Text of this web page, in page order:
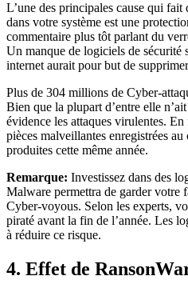
L’une des principales cause qui fait
dans votre système est une
commentaire plus tôt parlant du
Un manque de logiciels de sécurité
internet aurait pour but de
Plus de 304 millions de Cyber-
Bien que la plupart d’entre elle
évidence les attaques virulentes.
pièces malveillantes enregistrées
produites cette même année.
Remarque: Investissez dans des
Malware permettra de garder votre
Cyber-voyous. Selon les experts,
piraté avant la fin de l’année. Les
à réduire ce risque.
4. Effet de